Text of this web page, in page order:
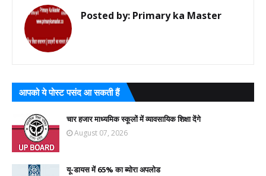
Posted by: Primary ka Master
आपको ये पोस्ट पसंद आ सकती हैं
चार हजार माध्यमिक स्कूलों में व्यावसायिक शिक्षा देंगे
August 07, 2026
यू-डायस में 65% का ब्योरा अपलोड